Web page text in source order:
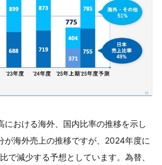
における海外、国内比率の推移を示し
が海外売上の推移ですが、2024年度に
で減少する予想としています。為替、